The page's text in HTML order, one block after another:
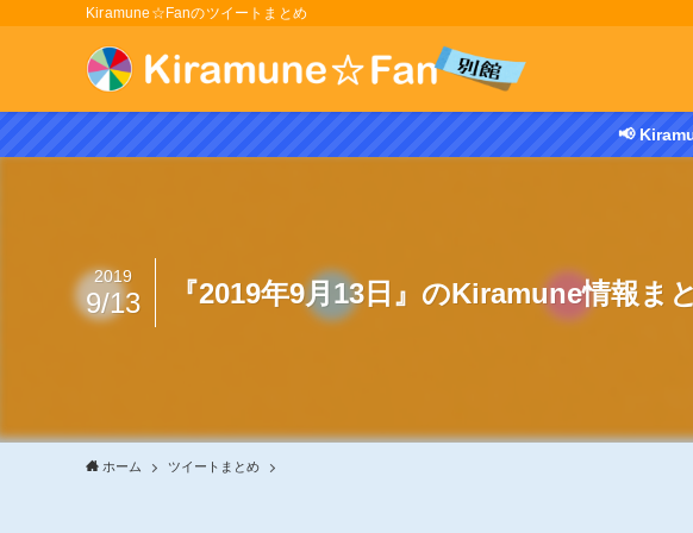
Kiramune☆Fanのツイートまとめ
📢
『2019年9月13日』のKiramune情報ま
2019
9/13
ホーム ツイートまとめ